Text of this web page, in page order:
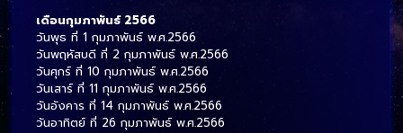
เดือนกุมภาพันธ์ 2566
วันพุธ ที่ 1 กุมภาพันธ์ พ.ศ.2566
วันพฤหัสบดี ที่ 2 กุมภาพันธ์ พ.ศ.2566
วันศุกร์ ที่ 10 กุมภาพันธ์ พ.ศ.2566
วันเสาร์ ที่ 11 กุมภาพันธ์ พ.ศ.2566
วันอังคาร ที่ 14 กุมภาพันธ์ พ.ศ.2566
วันอาทิตย์ ที่ 26 กุมภาพันธ์ พ.ศ.2566